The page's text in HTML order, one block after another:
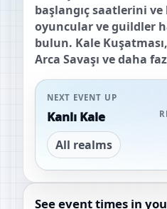
başlangıç saatlerini
oyuncular ve guildler
bulun. Kale
Arca Savaşı ve daha
NEXT EVENT UP
Kanlı Kale
All realms
See event times in